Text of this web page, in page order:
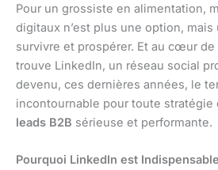
Pour un grossiste en alimentation,
digitaux n’est plus une option,
survivre et prospérer. Et au cœur
trouve LinkedIn, un réseau social
devenu, ces dernières années, le
incontournable pour toute stratégie
leads B2B sérieuse et performante.
Pourquoi LinkedIn est